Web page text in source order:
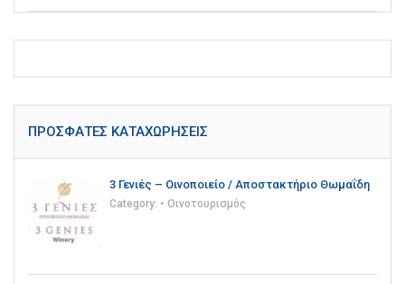
ΠΡΌΣΦΑΤΕΣ ΚΑΤΑΧΩΡΉΣΕΙΣ
3 Γενιές – Οινοποιείο / Αποστακτήριο Θωμαΐδη
Category: • Οινοτουρισμός